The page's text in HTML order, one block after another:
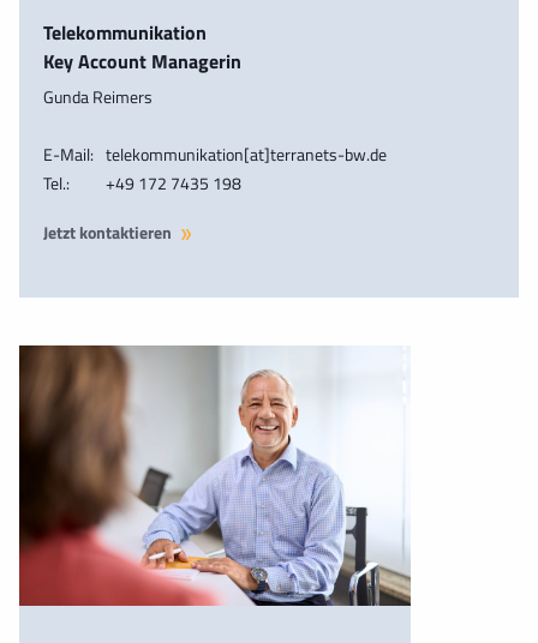
Telekommunikation
Key Account Managerin
Gunda Reimers
E-Mail: telekommunikation[at]terranets-bw.de
Tel.:
+49 172 7435 198
Jetzt kontaktieren